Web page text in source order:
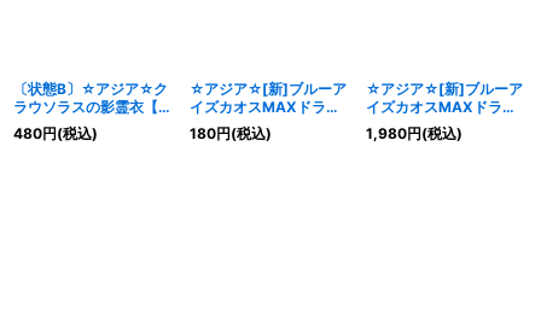
〔状態B〕☆アジア☆ク
ラウソラスの影霊衣【シ
ークレットパラレル】
{アジアTW02-JP081}
480円(税込)
☆アジア☆[新]ブルーア
イズカオスMAXドラゴ
ン(左向)【シークレッ
ト】{アジアQCAC-
180円(税込)
☆アジア☆[新]ブルーア
イズカオスMAXドラゴ
ン(左向)【クォーターセ
ンチュリーシークレッ
1,980円(税込)